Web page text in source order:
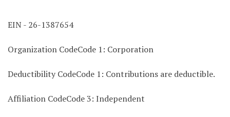
EIN - 26-1387654
Organization CodeCode 1: Corporation
Deductibility CodeCode 1: Contributions are deductible.
Affiliation CodeCode 3: Independent